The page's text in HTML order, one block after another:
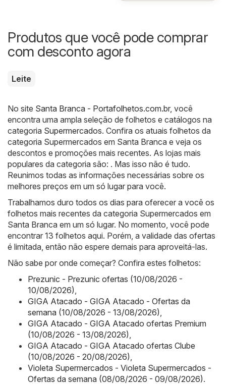
Produtos que você pode comprar
com desconto agora
Leite
No site Santa Branca - Portafolhetos.com.br, você
encontra uma ampla seleção de folhetos e catálogos na
categoria Supermercados. Confira os atuais folhetos da
categoria Supermercados em Santa Branca e veja os
descontos e promoções mais recentes. As lojas mais
populares da categoria são: . Mas isso não é tudo.
Reunimos todas as informações necessárias sobre os
melhores preços em um só lugar para você.
Trabalhamos duro todos os dias para oferecer a você os
folhetos mais recentes da categoria Supermercados em
Santa Branca em um só lugar. No momento, você pode
encontrar 13 folhetos aqui. Porém, a validade das ofertas
é limitada, então não espere demais para aproveitá-las.
Não sabe por onde começar? Confira estes folhetos:
Prezunic - Prezunic ofertas (10/08/2026 -
10/08/2026),
GIGA Atacado - GIGA Atacado - Ofertas da
semana (10/08/2026 - 13/08/2026),
GIGA Atacado - GIGA Atacado ofertas Premium
(10/08/2026 - 13/08/2026),
GIGA Atacado - GIGA Atacado ofertas Clube
(10/08/2026 - 20/08/2026),
Violeta Supermercados - Violeta Supermercados -
Ofertas da semana (08/08/2026 - 09/08/2026).